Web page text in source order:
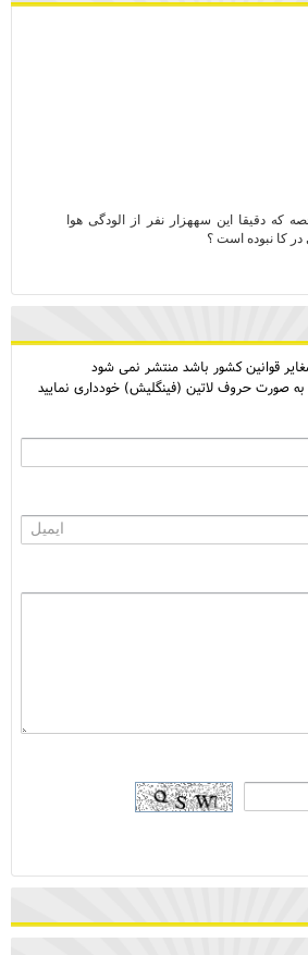
که دقیقا این سههزار نفر از الودگی هوا
کا نبوده است ؟
قوانین کشور باشد منتشر نمی شود
صورت حروف لاتین (فینگلیش) خودداری نمایید